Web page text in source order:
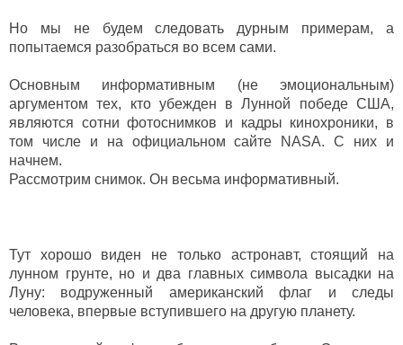
Но мы не будем следовать дурным примерам, а
попытаемся разобраться во всем сами.
Основным информативным (не эмоциональным)
аргументом тех, кто убежден в Лунной победе США,
являются сотни фотоснимков и кадры кинохроники, в
том числе и на официальном сайте NASA. С них и
начнем.
Рассмотрим снимок. Он весьма информативный.
Тут хорошо виден не только астронавт, стоящий на
лунном грунте, но и два главных символа высадки на
Луну: водруженный американский флаг и следы
человека, впервые вступившего на другую планету.